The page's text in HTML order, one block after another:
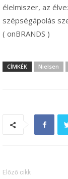
élelmiszer, az
szépségápolás
( onBRANDS )
CÍMKÉK Nielsen
Előző cikk